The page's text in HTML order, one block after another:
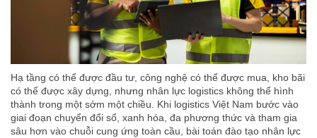
Hạ tầng có thể được đầu tư, công nghệ có thể được mua, kho bãi
có thể được xây dựng, nhưng nhân lực logistics không thể hình
thành trong một sớm một chiều. Khi logistics Việt Nam bước vào
giai đoạn chuyển đổi số, xanh hóa, đa phương thức và tham gia
sâu hơn vào chuỗi cung ứng toàn cầu, bài toán đào tạo nhân lực